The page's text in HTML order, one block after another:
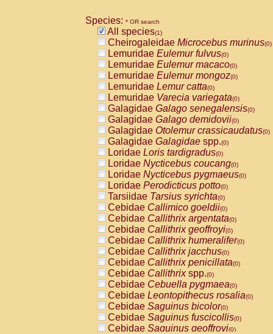
Species: * OR search
All species(1)
Cheirogaleidae Microcebus murinus(0)
Lemuridae Eulemur fulvus(0)
Lemuridae Eulemur macaco(0)
Lemuridae Eulemur mongoz(0)
Lemuridae Lemur catta(0)
Lemuridae Varecia variegata(0)
Galagidae Galago senegalensis(0)
Galagidae Galago demidovii(0)
Galagidae Otolemur crassicaudatus(0)
Galagidae Galagidae spp.(0)
Loridae Loris tardigradus(0)
Loridae Nycticebus coucang(0)
Loridae Nycticebus pygmaeus(0)
Loridae Perodicticus potto(0)
Tarsiidae Tarsius syrichta(0)
Cebidae Callimico goeldii(0)
Cebidae Callithrix argentata(0)
Cebidae Callithrix geoffroyi(0)
Cebidae Callithrix humeralifer(0)
Cebidae Callithrix jacchus(0)
Cebidae Callithrix penicillata(0)
Cebidae Callithrixspp.(0)
Cebidae Cebuella pygmaea(0)
Cebidae Leontopithecus rosalia(0)
Cebidae Saguinus bicolor(0)
Cebidae Saguinus fuscicollis(0)
Cebidae Saguinus geoffroyi(0)